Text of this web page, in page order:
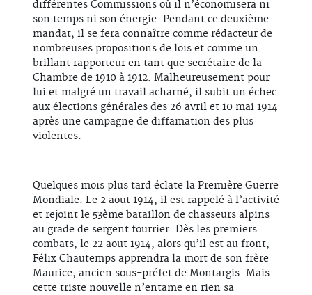
différentes Commissions où il n’économisera ni
son temps ni son énergie. Pendant ce deuxième
mandat, il se fera connaître comme rédacteur de
nombreuses propositions de lois et comme un
brillant rapporteur en tant que secrétaire de la
Chambre de 1910 à 1912. Malheureusement pour
lui et malgré un travail acharné, il subit un échec
aux élections générales des 26 avril et 10 mai 1914
après une campagne de diffamation des plus
violentes.
Quelques mois plus tard éclate la Première Guerre
Mondiale. Le 2 aout 1914, il est rappelé à l’activité
et rejoint le 53ème bataillon de chasseurs alpins
au grade de sergent fourrier. Dès les premiers
combats, le 22 aout 1914, alors qu’il est au front,
Félix Chautemps apprendra la mort de son frère
Maurice, ancien sous-préfet de Montargis. Mais
cette triste nouvelle n’entame en rien sa